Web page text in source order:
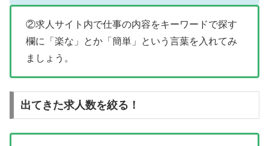
②求人サイト内で仕事の内容をキーワードで探す
欄に「楽な」とか「簡単」という言葉を入れてみ
ましょう。
出てきた求人数を絞る！